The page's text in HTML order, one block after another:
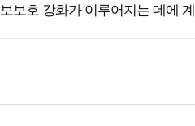
보호 강화가 이루어지는 데에